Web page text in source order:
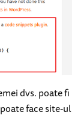
dvs. poate fi
face site-ul